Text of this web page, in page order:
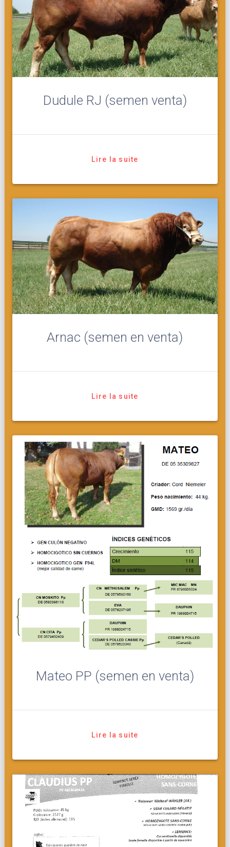
Dudule RJ (semen venta)
Lire la suite
Arnac (semen en venta)
Lire la suite
Mateo PP (semen en venta)
Lire la suite